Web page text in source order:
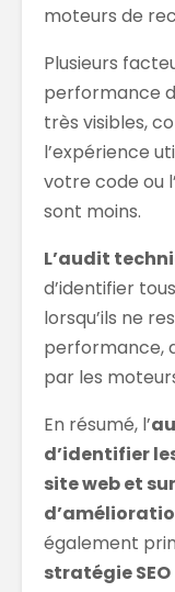
moteurs de
Plusieurs
performance
très visibles,
l’expérience
votre code ou
sont moins.
L’audit
d’identifier
lorsqu’ils ne
performance,
par les
En résumé, l’
d’identifier
site web et
également
stratégie SEO